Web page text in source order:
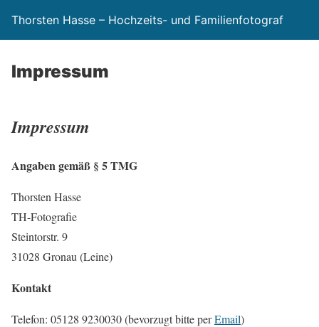
Thorsten Hasse – Hochzeits- und Familienfotograf
Impressum
Impressum
Angaben gemäß § 5 TMG
Thorsten Hasse
TH-Fotografie
Steintorstr. 9
31028 Gronau (Leine)
Kontakt
Telefon: 05128 9230030 (bevorzugt bitte perEmail)